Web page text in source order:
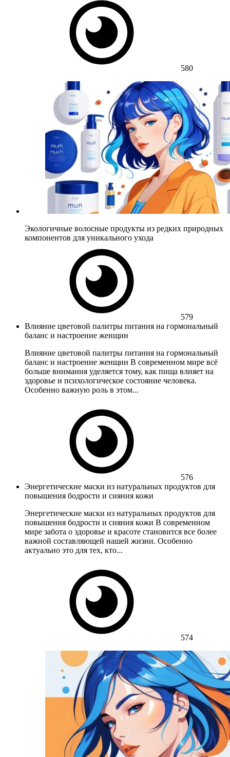
580
Экологичные волосные продукты из редких природных
компонентов для уникального ухода
579
Влияние цветовой палитры питания на гормональный
баланс и настроение женщин
Влияние цветовой палитры питания на гормональный
баланс и настроение женщин В современном мире всё
больше внимания уделяется тому, как пища влияет на
здоровье и психологическое состояние человека.
Особенно важную роль в этом...
576
Энергетические маски из натуральных продуктов для
повышения бодрости и сияния кожи
Энергетические маски из натуральных продуктов для
повышения бодрости и сияния кожи В современном
мире забота о здоровье и красоте становится все более
важной составляющей нашей жизни. Особенно
актуально это для тех, кто...
574